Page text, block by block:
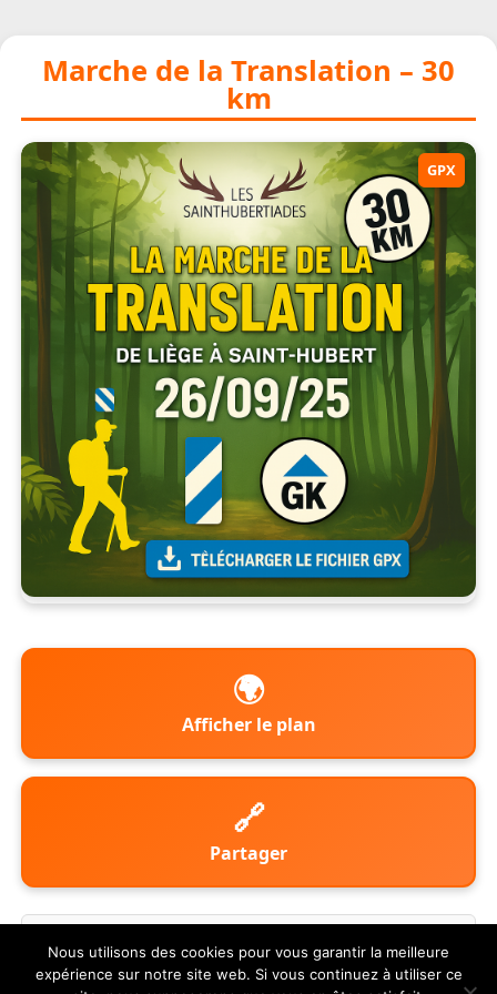
Marche de la Translation – 30
km
GPX
Afficher le plan
Partager
ℹ️ Infos & FAQ
Nous utilisons des cookies pour vous garantir la meilleure
expérience sur notre site web. Si vous continuez à utiliser ce